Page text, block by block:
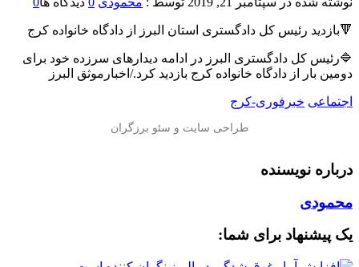
🔻بازدید رئیس کل دادگستری استان البرز از دادگاه خانواده کرج
🔷رئیس کل دادگستری البرز در ادامه دیدارهای سرزده خود برای
دومین بار از دادگاه خانواده کرج بازدید کرد./اخبارموثق البرز
اجتماعی خبرفوری-کرج
درباره نویسنده
محمودی
یک پیشنهاد برای شما: